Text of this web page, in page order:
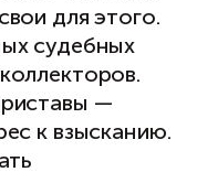
для этого.
судебных
—
к взысканию.